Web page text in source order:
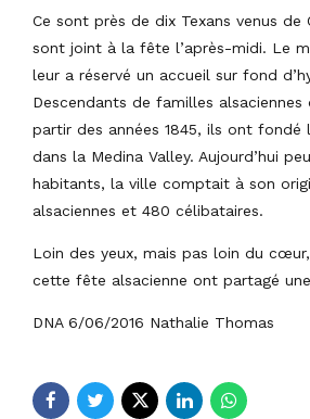
Ce sont près de dix Texans venus de
sont joint à la fête l’après-midi. Le
leur a réservé un accueil sur fond
Descendants de familles alsaciennes
partir des années 1845, ils ont fondé
dans la Medina Valley. Aujourd’hui
habitants, la ville comptait à son
alsaciennes et 480 célibataires.
Loin des yeux, mais pas loin du
cette fête alsacienne ont partagé
DNA 6/06/2016 Nathalie Thomas